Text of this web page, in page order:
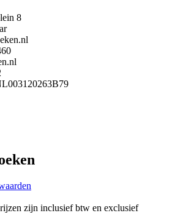
8
zijn inclusief btw en exclusief